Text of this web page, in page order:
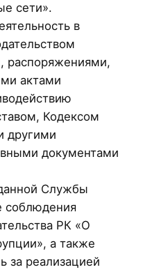
сети».
в
распоряжениями,
актами
Кодексом
другими
документами
Службы
соблюдения
РК «О
а также
за реализацией